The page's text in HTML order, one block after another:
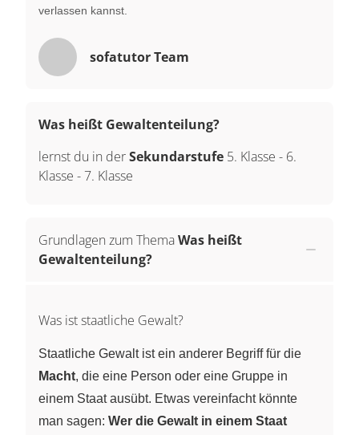
verlassen kannst.
sofatutor Team
Was heißt Gewaltenteilung?
lernst du in derSekundarstufe 5. Klasse - 6.
Klasse -7. Klasse
Grundlagen zum ThemaWas heißt
Gewaltenteilung?
Was ist staatliche Gewalt?
Staatliche Gewalt ist ein anderer Begriff für die
Macht, die eine Person oder eine Gruppe in
einem Staat ausübt. Etwas vereinfacht könnte
man sagen: Wer die Gewalt in einem Staat